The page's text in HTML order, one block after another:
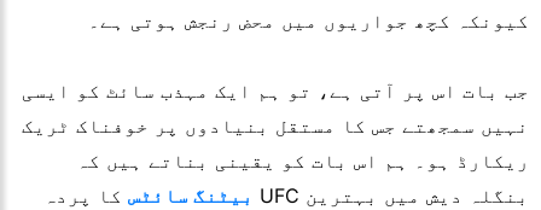
کیونکہ کچھ جواریوں میں محض رنجش ہوتی ہے۔
جب بات اس پر آتی ہے، تو ہم ایک مہذب سائٹ کو ایسی
نہیں سمجھتے جس کا مستقل بنیادوں پر خوفناک ٹریک
ریکارڈ ہو۔ ہم اس بات کو یقینی بناتے ہیں کہ
بنگلہ دیش میں بہترین UFC بیٹنگ سائٹس کا پردہ